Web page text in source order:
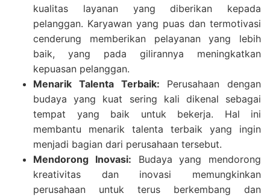
kualitas layanan yang diberikan kepada
pelanggan. Karyawan yang puas dan termotivasi
cenderung memberikan pelayanan yang lebih
baik, yang pada gilirannya meningkatkan
kepuasan pelanggan.
Menarik Talenta Terbaik: Perusahaan dengan
budaya yang kuat sering kali dikenal sebagai
tempat yang baik untuk bekerja. Hal ini
membantu menarik talenta terbaik yang ingin
menjadi bagian dari perusahaan tersebut.
Mendorong Inovasi: Budaya yang mendorong
kreativitas dan inovasi memungkinkan
perusahaan untuk terus berkembang dan